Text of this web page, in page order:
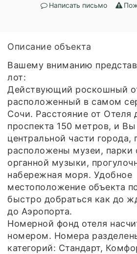
Написать письмо
Описание объекта
Вашему вниманию
лот:
Действующий роскошный
расположенный в самом
Сочи. Расстояние от Отеля
проспекта 150 метров, и
центральной части города,
расположены музеи, парки
органной музыки,
набережная моря. Удобное
местоположение объекта
быстро добраться как до
до Аэропорта.
Номерной фонд отеля
номером. Номера
категорий: Стандарт,